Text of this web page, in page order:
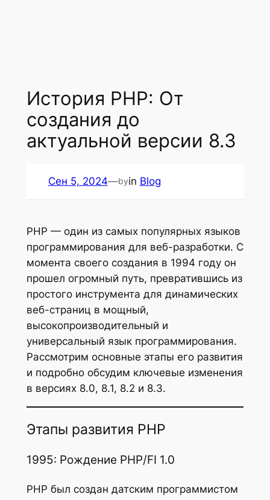
История PHP: От
создания до
актуальной версии 8.3
Сен 5, 2024—byin Blog
PHP — один из самых популярных языков
программирования для веб-разработки. С
момента своего создания в 1994 году он
прошел огромный путь, превратившись из
простого инструмента для динамических
веб-страниц в мощный,
высокопроизводительный и
универсальный язык программирования.
Рассмотрим основные этапы его развития
и подробно обсудим ключевые изменения
в версиях 8.0, 8.1, 8.2 и 8.3.
Этапы развития PHP
1995: Рождение PHP/FI 1.0
PHP был создан датским программистом